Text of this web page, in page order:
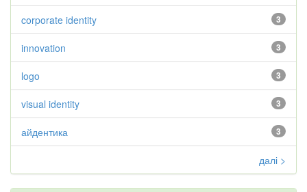
3
corporate identity
3
innovation
3
logo
3
visual identity
3
айдентика
далі >